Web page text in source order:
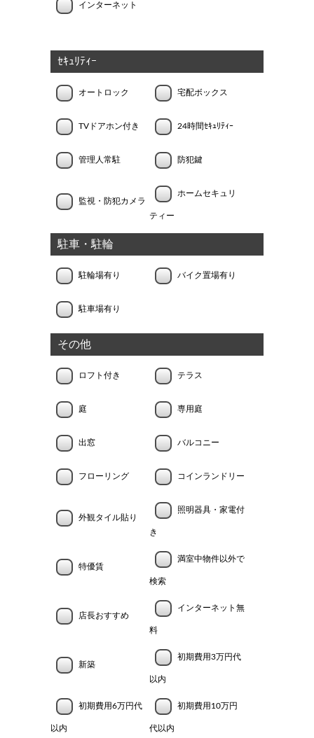
インターネット
ｾｷｭﾘﾃｨｰ
オートロック 宅配ボックス
TVドアホン付き 24時間ｾｷｭﾘﾃｨｰ
管理人常駐 防犯鍵
監視・防犯カメラ
ホームセキュリ
ティー
駐車・駐輪
駐輪場有り バイク置場有り
駐車場有り
その他
ロフト付き テラス
庭 専用庭
出窓 バルコニー
フローリング コインランドリー
外観タイル貼り
照明器具・家電付
き
特優賃
満室中物件以外で
検索
店長おすすめ
インターネット無
料
新築
初期費用3万円代
以内
初期費用6万円代
以内
初期費用10万円
代以内